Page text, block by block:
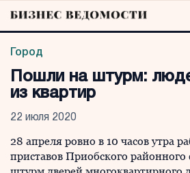
Город
Пошли на штурм:
из квартир
22 июля 2020
28 апреля ровно в 10 часов утра
приставов Приобского